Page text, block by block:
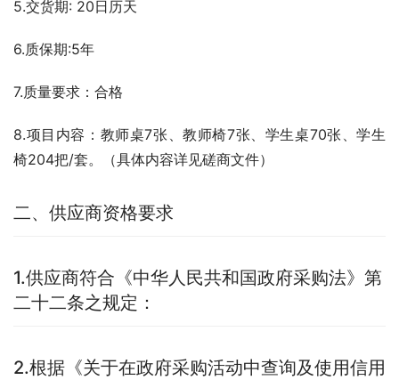
5.交货期: 20日历天
6.质保期:5年
7.质量要求：合格
8.项目内容：教师桌7张、教师椅7张、学生桌70张、学生
椅204把/套。（具体内容详见磋商文件）
二、供应商资格要求
1.供应商符合《中华人民共和国政府采购法》第
二十二条之规定：
2.根据《关于在政府采购活动中查询及使用信用